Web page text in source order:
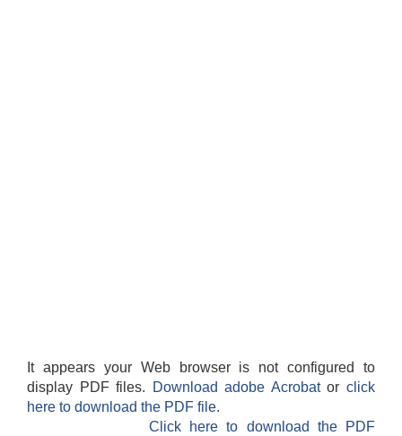
It appears your Web browser is not configured to
display PDF files.
Download adobe Acrobatorclick
here to download the PDF file.
Click here to download the PDF